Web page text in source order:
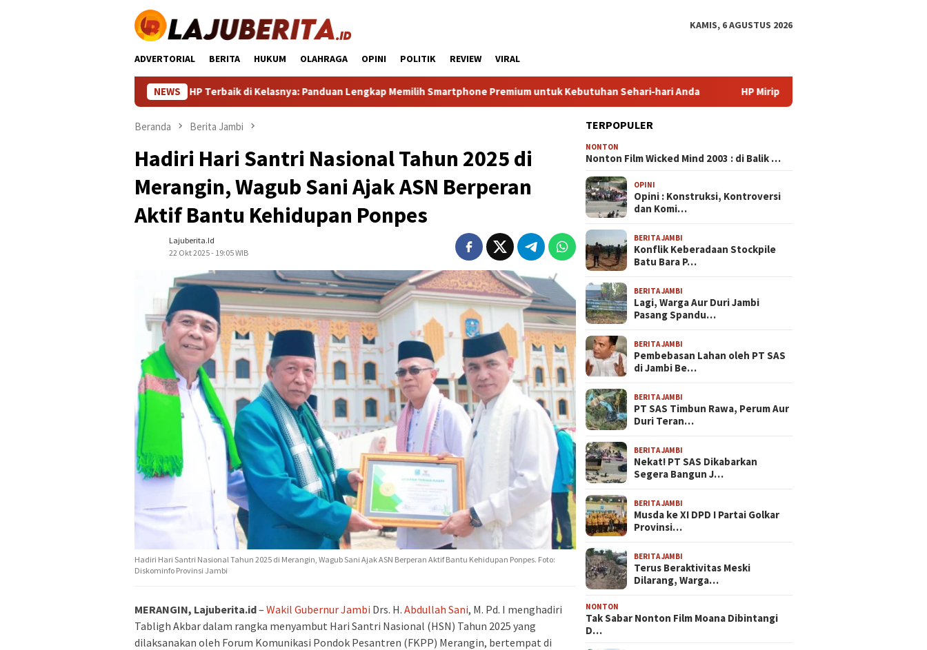
KAMIS, 6 AGUSTUS 2026
ADVERTORIAL BERITA HUKUM OLAHRAGA OPINI POLITIK REVIEW VIRAL
NEWS
HP Terbaik di Kelasnya: Panduan Lengkap Memilih Smartphone Premium untuk Kebutuhan Sehari‑hari Anda HP Mirip iPhone Kameranya: Pilihan Terbaik untuk Foto
Beranda Berita Jambi
Hadiri Hari Santri Nasional Tahun 2025 di
Merangin, Wagub Sani Ajak ASN Berperan
Aktif Bantu Kehidupan Ponpes
Lajuberita.id
22 Okt 2025 - 19:05 WIB
Hadiri Hari Santri Nasional Tahun 2025 di Merangin, Wagub Sani Ajak ASN Berperan Aktif Bantu Kehidupan Ponpes. Foto:
Diskominfo Provinsi Jambi
MERANGIN, Lajuberita.id– Wakil Gubernur Jambi Drs. H. Abdullah Sani, M. Pd. I menghadiri
Tabligh Akbar dalam rangka menyambut Hari Santri Nasional (HSN) Tahun 2025 yang
dilaksanakan oleh Forum Komunikasi Pondok Pesantren (FKPP) Merangin, bertempat di
TERPOPULER
NONTON
Nonton Film Wicked Mind 2003 : di Balik …
OPINI
Opini : Konstruksi, Kontroversi
dan Komi…
BERITA JAMBI
Konflik Keberadaan Stockpile
Batu Bara P…
BERITA JAMBI
Lagi, Warga Aur Duri Jambi
Pasang Spandu…
BERITA JAMBI
Pembebasan Lahan oleh PT SAS
di Jambi Be…
BERITA JAMBI
PT SAS Timbun Rawa, Perum Aur
Duri Teran…
BERITA JAMBI
Nekat! PT SAS Dikabarkan
Segera Bangun J…
BERITA JAMBI
Musda ke XI DPD I Partai Golkar
Provinsi…
BERITA JAMBI
Terus Beraktivitas Meski
Dilarang, Warga…
NONTON
Tak Sabar Nonton Film Moana Dibintangi
D…